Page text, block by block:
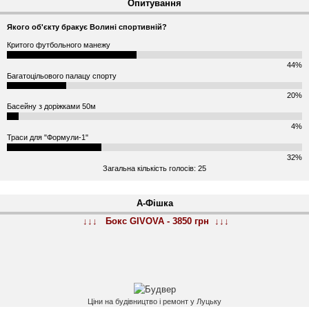
Опитування
Якого об'єкту бракує Волині спортивній?
Критого футбольного манежу
44%
Багатоцільового палацу спорту
20%
Басейну з доріжками 50м
4%
Траси для "Формули-1"
32%
Загальна кількість голосів: 25
А-Фішка
↓↓↓ Бокс GIVOVA - 3850 грн ↓↓↓
Ціни на будівництво і ремонт у Луцьку